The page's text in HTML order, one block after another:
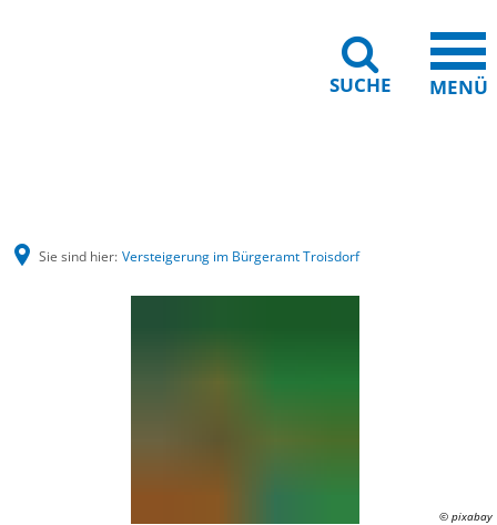
SUCHE MENÜ
Sie sind hier: Versteigerung im Bürgeramt Troisdorf
© pixabay